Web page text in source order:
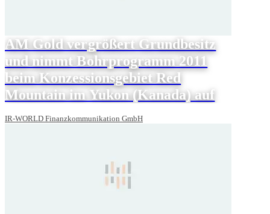
AM Gold vergrößert Grundbesitz
und nimmt Bohrprogramm 2011
beim Konzessionsgebiet Red
Mountain im Yukon (Kanada) auf
IR-WORLD Finanzkommunikation GmbH